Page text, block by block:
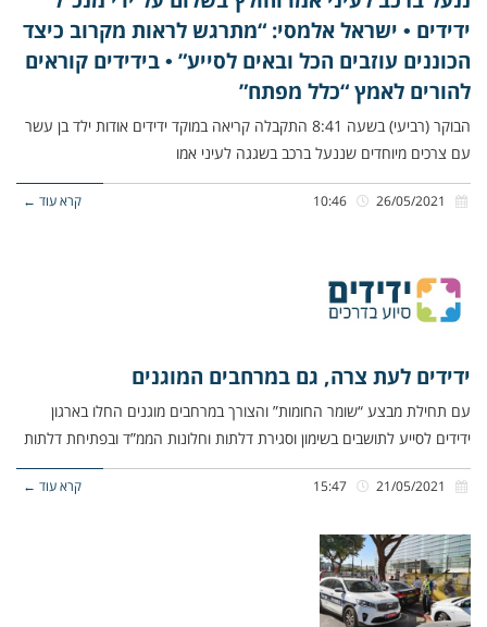
ידידים • ישראל אלמסי: “מתרגש לראות מקרוב כיצד
הכוננים עוזבים הכל ובאים לסייע” • בידידים קוראים
להורים לאמץ “כלל מפתח”
הבוקר (רביעי) בשעה 8:41 התקבלה קריאה במוקד ידידים אודות ילד בן עשר
עם צרכים מיוחדים שננעל ברכב בשגגה לעיני אמו
קרא עוד ←
ידידים לעת צרה, גם במרחבים המוגנים
עם תחילת מבצע “שומר החומות” והצורך במרחבים מוגנים החלו בארגון
ידידים לסייע לתושבים בשימון וסגירת דלתות וחלונות הממ”ד ובפתיחת דלתות
קרא עוד ←